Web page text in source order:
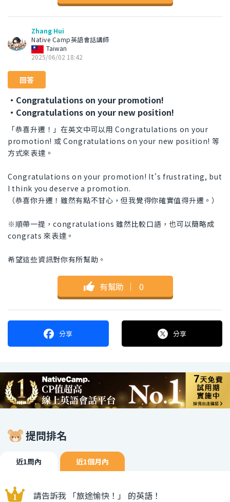
Zhang Hui
Native Camp英語會話講師
Taiwan
2025/06/02 18:42
回答
・Congratulations on your promotion!
・Congratulations on your new position!
「恭喜升遷！」在英文中可以用 Congratulations on your
promotion! 或 Congratulations on your new position! 等
方式來表達。
Congratulations on your promotion! It's frustrating, but
I think you deserve a promotion.
（恭喜你升遷！雖然有點不甘心，但我覺得你確實值得升遷。）
※順帶一提，congratulations 雖然比較口語，也可以簡略成
congrats 來表達。
希望這些資訊對你有所幫助。
有幫助 ｜ 0
分享 分享
提問排名
近1周內 近1個月內
請告訴我 「旅途愉快！」 的英語！